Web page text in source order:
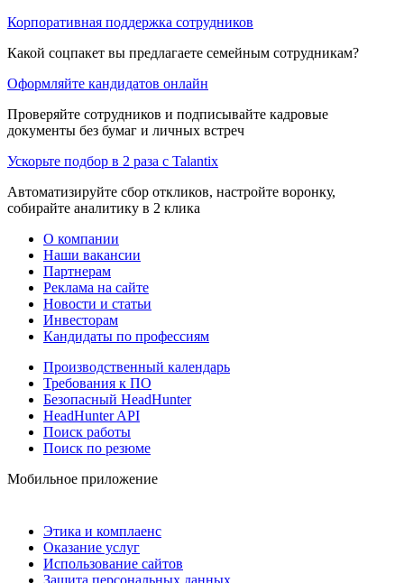
Корпоративная поддержка сотрудников
Какой соцпакет вы предлагаете семейным сотрудникам?
Оформляйте кандидатов онлайн
Проверяйте сотрудников и подписывайте кадровые
документы без бумаг и личных встреч
Ускорьте подбор в 2 раза с Talantix
Автоматизируйте сбор откликов, настройте воронку,
собирайте аналитику в 2 клика
О компании
Наши вакансии
Партнерам
Реклама на сайте
Новости и статьи
Инвесторам
Кандидаты по профессиям
Производственный календарь
Требования к ПО
Безопасный HeadHunter
HeadHunter API
Поиск работы
Поиск по резюме
Мобильное приложение
Этика и комплаенс
Оказание услуг
Использование сайтов
Защита персональных данных